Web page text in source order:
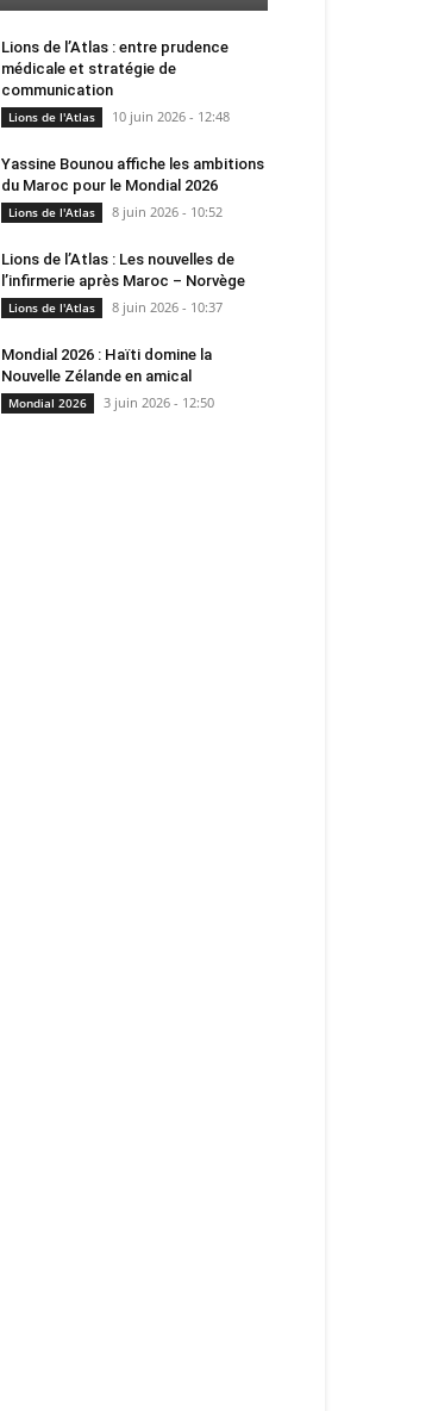
Lions de l’Atlas : entre prudence
médicale et stratégie de
communication
Lions de l'Atlas 10 juin 2026 - 12:48
Yassine Bounou affiche les ambitions
du Maroc pour le Mondial 2026
Lions de l'Atlas 8 juin 2026 - 10:52
Lions de l’Atlas : Les nouvelles de
l’infirmerie après Maroc – Norvège
Lions de l'Atlas 8 juin 2026 - 10:37
Mondial 2026 : Haïti domine la
Nouvelle Zélande en amical
Mondial 2026 3 juin 2026 - 12:50